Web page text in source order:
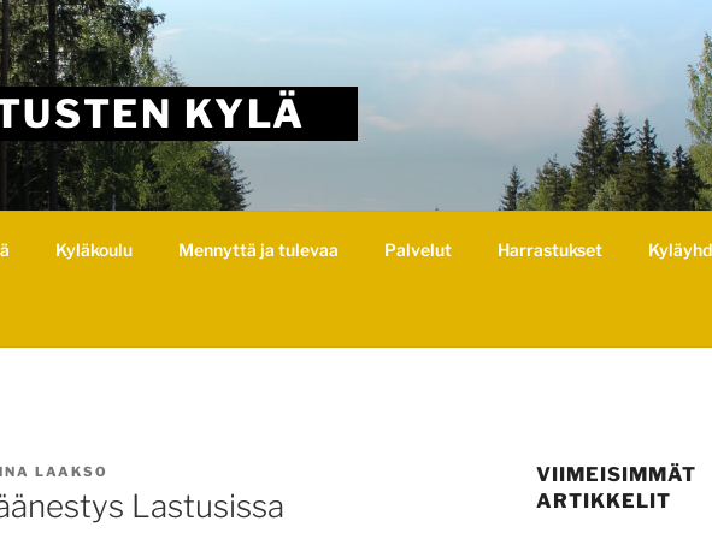
KYLÄ
Kyläkoulu Mennyttä ja tulevaa Palvelut Harrastukset
LAAKSO
Lastusissa
VIIMEISIMMÄT
ARTIKKELIT